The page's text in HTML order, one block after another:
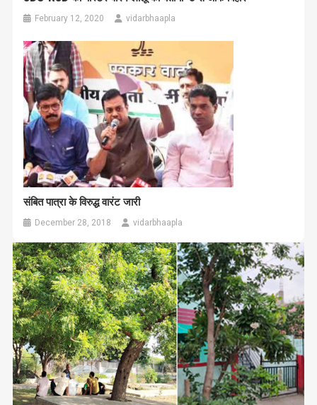
February 12, 2020 vidarbhaapla
संबित पात्रा के विरुद्ध वारंट जारी
December 28, 2018 vidarbhaapla